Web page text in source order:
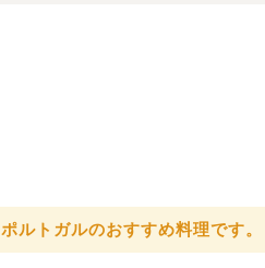
ポルトガルのおすすめ料理です。